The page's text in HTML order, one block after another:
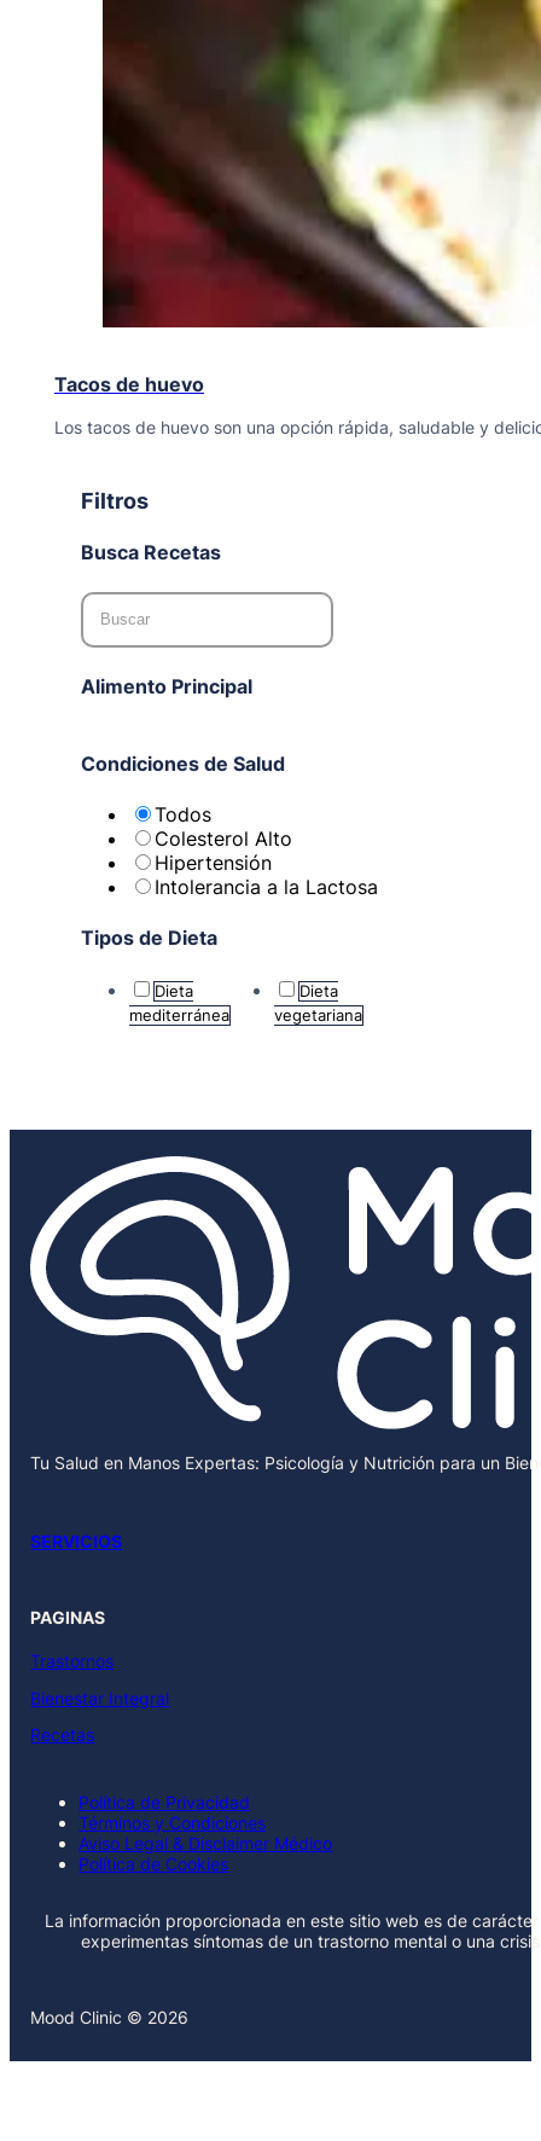
Tacos de huevo
Los tacos de huevo son una opción rápida, saludable y
Filtros
Busca Recetas
Alimento Principal
Condiciones de Salud
Todos
Colesterol Alto
Hipertensión
Intolerancia a la Lactosa
Tipos de Dieta
Dieta
mediterránea
Dieta
vegetariana
Tu Salud en Manos Expertas: Psicología y Nutrición para un
SERVICIOS
PAGINAS
Trastornos
Bienestar Integral
Recetas
Política de Privacidad
Términos y Condiciones
Aviso Legal & Disclaimer Médico
Política de Cookies
La información proporcionada en este sitio web es de
experimentas síntomas de un trastorno mental o una
Mood Clinic © 2026